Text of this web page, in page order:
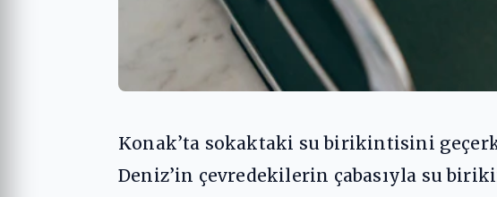
Konak’ta sokaktaki su birikintisini
Deniz’in çevredekilerin çabasıyla su